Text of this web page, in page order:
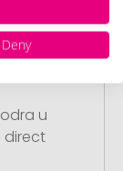
u
direct
Deny